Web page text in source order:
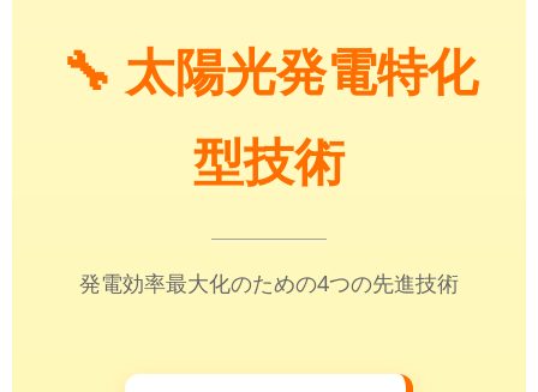
🔧 太陽光発電特化
型技術
発電効率最大化のための4つの先進技術